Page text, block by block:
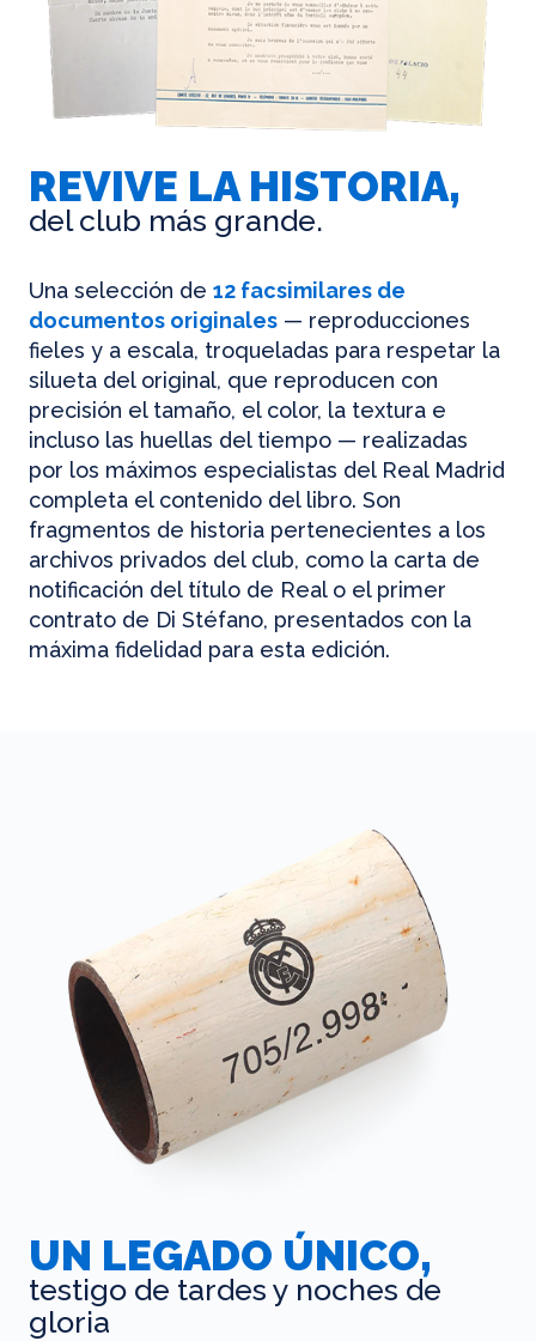
REVIVE LA HISTORIA,
del club más grande.
Una selección de 12 facsimilares de
documentos originales — reproducciones
fieles y a escala, troqueladas para respetar la
silueta del original, que reproducen con
precisión el tamaño, el color, la textura e
incluso las huellas del tiempo — realizadas
por los máximos especialistas del Real Madrid
completa el contenido del libro. Son
fragmentos de historia pertenecientes a los
archivos privados del club, como la carta de
notificación del título de Real o el primer
contrato de Di Stéfano, presentados con la
máxima fidelidad para esta edición.
UN LEGADO ÚNICO,
testigo de tardes y noches de
gloria